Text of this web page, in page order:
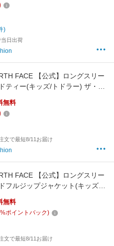
)
日出荷
FACE 【公式】ロングスリー
ティー(キッズ/トドラー) ザ・ノ
水着・スイムグッズ ラッシュ
ブルー【送料無料】
無料
文で最短8/11お届け
FACE 【公式】ロングスリー
フルジップジャケット(キッズ)
ェイス 水着・スイムグッズ ラ
ワイト ブルー【送料無料】
無料
%ポイントバック)
文で最短8/11お届け